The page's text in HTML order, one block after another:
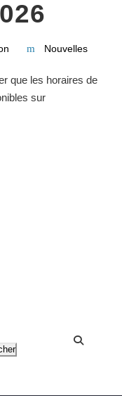
Nouvelles
que les horaires de
sur